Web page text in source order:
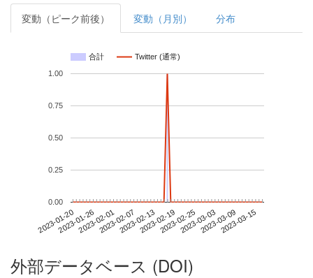
変動（ピーク前後） 変動（月別） 分布
合計 Twitter (通常)
2023-01-202023-01-262023-02-012023-02-072023-02-132023-02-192023-02-252023-03-032023-03-092023-03-15
0.00
0.25
0.50
0.75
1.00
外部データベース (DOI)